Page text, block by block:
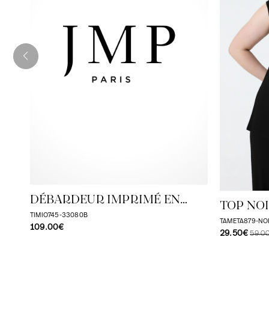
DÉBARDEUR IMPRIMÉ EN
DOUBLE
TIMIO745-33080B
109.00€
TOP
COTE
TAMETA879-
29.50€